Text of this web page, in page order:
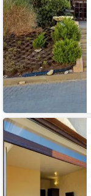
Арт
Шале